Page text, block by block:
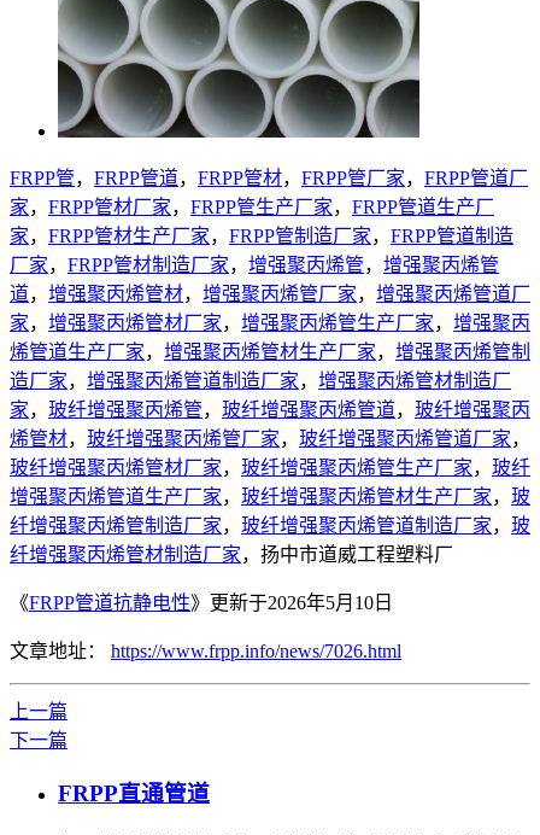
FRPP管， FRPP管道， FRPP管材， FRPP管厂家， FRPP管道厂
家， FRPP管材厂家， FRPP管生产厂家， FRPP管道生产厂
家， FRPP管材生产厂家， FRPP管制造厂家， FRPP管道制造
厂家， FRPP管材制造厂家， 增强聚丙烯管， 增强聚丙烯管
道， 增强聚丙烯管材， 增强聚丙烯管厂家， 增强聚丙烯管道厂
家， 增强聚丙烯管材厂家， 增强聚丙烯管生产厂家， 增强聚丙
烯管道生产厂家， 增强聚丙烯管材生产厂家， 增强聚丙烯管制
造厂家， 增强聚丙烯管道制造厂家， 增强聚丙烯管材制造厂
家， 玻纤增强聚丙烯管， 玻纤增强聚丙烯管道， 玻纤增强聚丙
烯管材， 玻纤增强聚丙烯管厂家， 玻纤增强聚丙烯管道厂家，
玻纤增强聚丙烯管材厂家， 玻纤增强聚丙烯管生产厂家， 玻纤
增强聚丙烯管道生产厂家， 玻纤增强聚丙烯管材生产厂家， 玻
纤增强聚丙烯管制造厂家， 玻纤增强聚丙烯管道制造厂家， 玻
纤增强聚丙烯管材制造厂家，扬中市道威工程塑料厂
《FRPP管道抗静电性》更新于2026年5月10日
文章地址： https://www.frpp.info/news/7026.html
上一篇
下一篇
FRPP直通管道